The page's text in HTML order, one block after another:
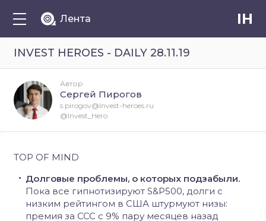
Лента IH
INVEST HEROES - DAILY 28.11.19
TOP OF MIND
Долговые проблемы, о которых подзабыли.
Пока все гипнотизируют S&P500, долги с
низким рейтингом в США штурмуют низы:
премия за CCC с 9% пару месяцев назад
Автор
Сергей Пирогов
s.pirogov@Invest-heroes.ru
@Invest_Hero